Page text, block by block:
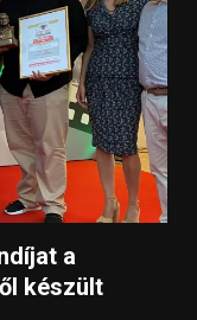
a
készült